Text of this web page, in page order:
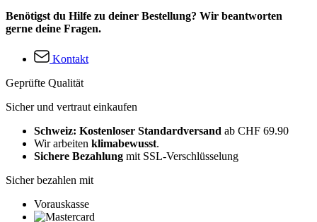
Benötigst du Hilfe zu deiner Bestellung? Wir beantworten
gerne deine Fragen.
Kontakt
Geprüfte Qualität
Sicher und vertraut einkaufen
Schweiz: Kostenloser Standardversand ab CHF 69.90
Wir arbeiten klimabewusst.
Sichere Bezahlung mit SSL-Verschlüsselung
Sicher bezahlen mit
Vorauskasse